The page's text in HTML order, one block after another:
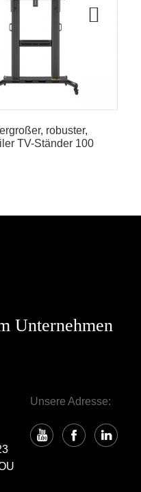
robuster,
TV-Ständer 100
Unternehmen
Unsere Adresse: